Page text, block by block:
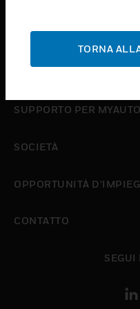
ASSISTENZA
toggle view
toggle view
SUPPORTO PER
SOCIETÀ
OPPORTUNITÀ
CONTATTO
SEGUI
TORNA